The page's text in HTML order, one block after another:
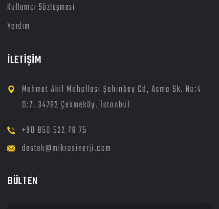
Kullanıcı Sözleşmesi
Yardım
İLETİŞİM
Mehmet Akif Mahallesi Şahinbey Cd, Asma Sk. No:4
D:7, 34782 Çekmeköy, İstanbul
+90 850 532 76 75
destek@mikrosinerji.com
BÜLTEN